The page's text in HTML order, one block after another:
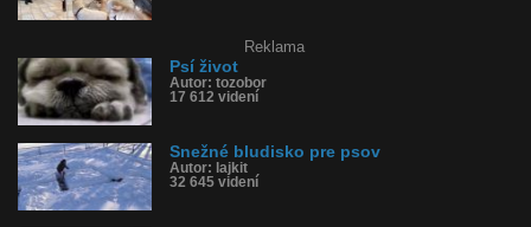
Reklama
Psí život
Autor: tozobor
17 612 videní
Snežné bludisko pre psov
Autor: lajkit
32 645 videní